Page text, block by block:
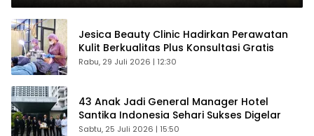
Jesica Beauty Clinic Hadirkan Perawatan
Kulit Berkualitas Plus Konsultasi Gratis
Rabu, 29 Juli 2026 | 12:30
43 Anak Jadi General Manager Hotel
Santika Indonesia Sehari Sukses Digelar
Sabtu, 25 Juli 2026 | 15:50